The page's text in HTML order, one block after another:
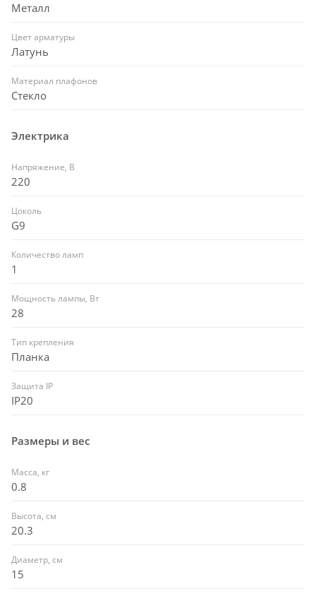
Металл
Цвет арматуры
Латунь
Материал плафонов
Стекло
Электрика
Напряжение, В
220
Цоколь
G9
Количество ламп
1
Мощность лампы, Вт
28
Тип крепления
Планка
Защита IP
IP20
Размеры и вес
Масса, кг
0.8
Высота, см
20.3
Диаметр, см
15